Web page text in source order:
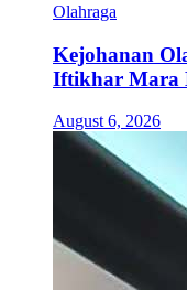
Olahraga
Kejohanan
Iftikhar Mara
August 6, 2026